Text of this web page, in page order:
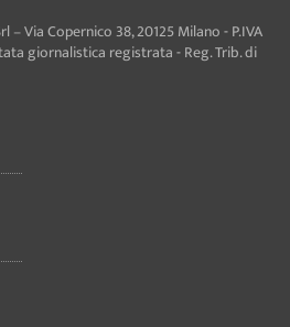
Via Copernico 38, 20125 Milano - P.IVA
giornalistica registrata - Reg. Trib. di